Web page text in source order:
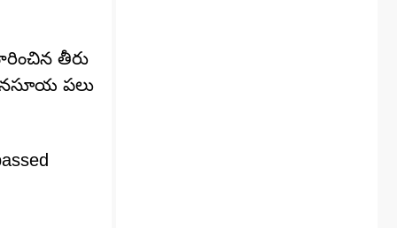
తీరు
ప‌లు